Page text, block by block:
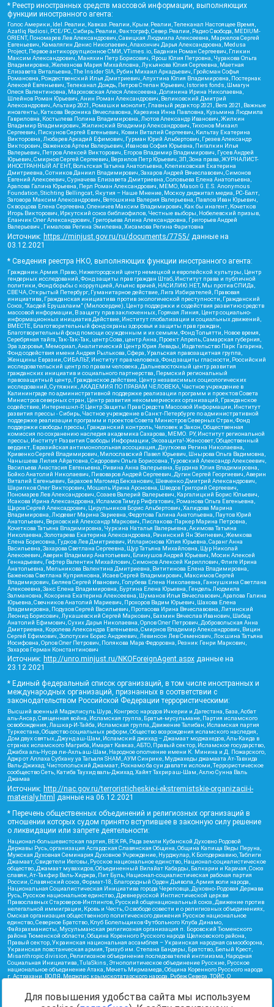
* Реестр иностранных средств массовой информации, выполняющих
функции иностранного агента:
Голос Америки, Idel.Реалии, Кавказ.Реалии, Крым.Реалии, Телеканал Настоящее Время,
Azatliq Radiosi, PCE/PC, Сибирь.Реалии, Фактограф, Север.Реалии, Радио Свобода, MEDIUM-
ORIENT, Пономарев Лев Александрович, Савицкая Людмила Алексеевна, Маркелов Сергей
Евгеньевич, Камалягин Денис Николаевич, Апахончич Дарья Александровна, Medusa
Project, Первое антикоррупционное СМИ, VTimes.io, Баданин Роман Сергеевич, Гликин
Максим Александрович, Маняхин Петр Борисович, Ярош Юлия Петровна, Чуракова Ольга
Владимировна, Железнова Мария Михайловна, Лукьянова Юлия Сергеевна, Маетная
Елизавета Витальевна, The Insider SIA, Рубин Михаил Аркадьевич, Гройсман Софья
Романовна, Рождественский Илья Дмитриевич, Апухтина Юлия Владимировна, Постернак
Алексей Евгеньевич, Телеканал Дождь, Петров Степан Юрьевич, Istories fonds, Шмагун
Олеся Валентиновна, Мароховская Алеся Алексеевна, Долинина Ирина Николаевна,
Шлейнов Роман Юрьевич, Анин Роман Александрович, Великовский Дмитрий
Александрович, Альтаир 2021, Ромашки монолит, Главный редактор 2021, Вега 2021, Важные
иноагенты, Каткова Вероника Вячеславовна, Карезина Инна Павловна, Кузьмина Людмила
Гавриловна, Костылева Полина Владимировна, Лютов Александр Иванович, Жилкин
Владимир Владимирович, Жилинский Владимир Александрович, Тихонов Михаил
Сергеевич, Пискунов Сергей Евгеньевич, Ковин Виталий Сергеевич, Кильтау Екатерина
Викторовна, Любарев Аркадий Ефимович, Гурман Юрий Альбертович, Грезев Александр
Викторович, Важенков Артем Валерьевич, Иванова София Юрьевна, Пигалкин Илья
Валерьевич, Петров Алексей Викторович, Егоров Владимир Владимирович, Гусев Андрей
Юрьевич, Смирнов Сергей Сергеевич, Верзилов Петр Юрьевич, ЗП, Зона права, ЖУРНАЛИСТ-
ИНОСТРАННЫЙ АГЕНТ, Вольтская Татьяна Анатольевна, Клепиковская Екатерина
Дмитриевна, Сотников Даниил Владимирович, Захаров Андрей Вячеславович, Симонов
Евгений Алексеевич, Сурначева Елизавета Дмитриевна, Соловьева Елена Анатольевна,
Арапова Галина Юрьевна, Перл Роман Александрович, МЕМО, Mason G.E.S. Anonymous
Foundation, Stichting Bellingcat, Якутия – Наше Мнение, Москоу диджитал медиа, РС-Балт,
Заговора Максим Александрович, Ветошкина Валерия Валерьевна, Павлов Иван Юрьевич,
Скворцова Елена Сергеевна, Оленичев Максим Владимирович, Как бы инагент, Кочетков
Игорь Викторович, Иркутский союз библиофилов, Честные выборы, Нобелевский призыв,
Еланчик Олег Александрович, Григорьева Алина Александровна, Григорьев Андрей
Валерьевич , Гималова Регина Эмилевна, Хисамова Регина Фаритовна
Источник: https://minjust.gov.ru/ru/documents/7755/ данные на
03.12.2021
* Сведения реестра НКО, выполняющих функции иностранного агента:
Гражданин.Армия.Право, Нижегородский центр немецкой и европейской культуры, Центр
гендерных исследований, Фонд защиты прав граждан Штаб, Институт права и публичной
политики, Фонд борьбы с коррупцией, Альянс врачей, НАСИЛИЮ.НЕТ, Мы против СПИДа,
СВЕЧА, Открытый Петербург, Гуманитарное действие, Лига Избирателей, Правовая
инициатива, Гражданская инициатива против экологической преступности, Гражданский
Союз, "Хасдей Ерушалаим" (Милосердие), Центр поддержки и содействия развитию средств
массовой информации, В защиту прав заключенных, Горячая Линия, Центр социально-
информационных инициатив Действие, Институт глобализации и социальных движений,
ВМЕСТЕ, Благотворительный фонд охраны здоровья и защиты прав граждан,
Благотворительный фонд помощи осужденным и их семьям, Фонд Тольятти, Новое время,
Серебряная тайга, Так-Так-Так, центр Сова, центр Анна, Проект Апрель, Самарская губерния,
Эра здоровья, Мемориал, Аналитический Центр Юрия Левады, Издательство Парк Гагарина,
Фонд содействия имени Андрея Рылькова, Сфера, Уральская правозащитная группа,
Женщины Евразии, СИБАЛЬТ, Институт прав человека, Фонд защиты гласности, Российский
исследовательский центр по правам человека, Дальневосточный центр развития
гражданских инициатив и социального партнерства, Пермский региональный
правозащитный центр, Гражданское действие, Центр независимых социологических
исследований, Сутяжник, АКАДЕМИЯ ПО ПРАВАМ ЧЕЛОВЕКА, Частное учреждение в
Калининграде по административной поддержке реализации программ и проектов Совета
Министров северных стран, Центр развития некоммерческих организаций, Гражданское
содействие, Интернешнл-Р, Центр Защиты Прав Средств Массовой Информации, Институт
развития прессы - Сибирь, Частное учреждение в Санкт-Петербурге по административной
поддержке реализации программ и проектов Совета Министров Северных Стран, Фонд
поддержки свободы прессы, Гражданский контроль, Человек и Закон, Общественная
комиссия по сохранению наследия академика Сахарова, МЕМО. РУ, Институт региональной
прессы, Институт Развития Свободы Информации, Экозащита!-Женсовет, Общественный
вердикт, Евразийская антимонопольная ассоциация, Дзугкоева Регина Николаевна,
Кривенко Сергей Владимирович, Милославский Павел Юрьевич, Шнырова Ольга Вадимовна,
Чанышева Лилия Айратовна, Сидорович Ольга Борисовна, Туровский Александр Алексеевич,
Васильева Анастасия Евгеньевна, Ривина Анна Валерьевна, Бурдина Юлия Владимировна,
Бойко Анатолий Николаевич, Пивоваров Андрей Сергеевич, Дугин Сергей Георгиевич, Аверин
Виталий Евгеньевич, Барахоев Магомед Бекханович, Шевченко Дмитрий Александрович,
Шарипков Олег Викторович, Мошель Ирина Ароновна, Шведов Григорий Сергеевич,
Пономарев Лев Александрович, Созаев Валерий Валерьевич, Каргалицкий Борис Юльевич,
Исакова Ирина Александровна, Исламов Тимур Рифгатович, Романова Ольга Евгеньевна,
Щаров Сергей Алексадрович, Цирульников Борис Альбертович, Халидова Марина
Владимировна, Людевиг Марина Зариевна, Федотова Галина Анатольевна, Паутов Юрий
Анатольевич, Верховский Александр Маркович, Пислакова-Паркер Марина Петровна,
Кочеткова Татьяна Владимировна, Чуркина Наталья Валерьевна, Акимова Татьяна
Николаевна, Золотарева Екатерина Александровна, Рачинский Ян Збигневич, Жемкова
Елена Борисовна, Гудков Лев Дмитриевич, Илларионова Юлия Юрьевна, Саранг Анна
Васильевна, Захарова Светлана Сергеевна, Щур Татьяна Михайловна, Щур Николай
Алексеевич, Аверин Владимир Анатольевич, Блинушов Андрей Юрьевич, Мосин Алексей
Геннадьевич, Гефтер Валентин Михайлович, Симонов Алексей Кириллович, Флиге Ирина
Анатольевна, Мельникова Валентина Дмитриевна, Вититинова Елена Владимировна,
Баженова Светлана Куприяновна, Исаев Сергей Владимирович, Максимов Сергей
Владимирович, Беляев Сергей Иванович, Голубева Елена Николаевна, Ганнушкина Светлана
Алексеевна, Закс Елена Владимировна, Буртина Елена Юрьевна, Гендель Людмила
Залмановна, Кокорина Екатерина Алексеевна, Шуманов Илья Вячеславович, Арапова Галина
Юрьевна, Свечников Анатолий Мариевич, Прохоров Вадим Юрьевич, Шахова Елена
Владимировна, Подузов Сергей Васильевич, Протасова Ирина Вячеславовна, Литинский
Леонид Борисович, Лукашевский Сергей Маркович, Бахмин Вячеслав Иванович, Шабад
Анатолий Ефимович, Сухих Дарья Николаевна, Орлов Олег Петрович, Добровольская Анна
Дмитриевна, Королева Александра Евгеньевна, Смирнов Владимир Александрович, Вицин
Сергей Ефимович, Золотухин Борис Андреевич, Левинсон Лев Семенович, Локшина Татьяна
Иосифовна, Орлов Олег Петрович, Полякова Мара Федоровна, Резник Генри Маркович,
Захаров Герман Константинович
Источник: http://unro.minjust.ru/NKOForeignAgent.aspx данные на
23.12.2021
* Единый федеральный список организаций, в том числе иностранных и
международных организаций, признанных в соответствии с
законодательством Российской Федерации террористическими:
Высший военный Маджлисуль Шура, Конгресс народов Ичкерии и Дагестана, База, Асбат
аль-Ансар, Священная война, Исламская группа, Братья-мусульмане, Партия исламского
освобождения, Лашкар-И-Тайба, Исламская группа, Движение Талибан, Исламская партия
Туркестана, Общество социальных реформ, Общество возрождения исламского наследия,
Дом двух святых, Джунд аш-Шам, Исламский джихад – Джамаат моджахедов, Аль-Каида в
странах исламского Магриба, Имарат Кавказ, АБТО, Правый сектор, Исламское государство,
Джабха аль-Нусра ли-Ахль аш-Шам, Народное ополчение имени К. Минина и Д. Пожарского,
Аджр от Аллаха Субхану уа Тагьаля SHAM, АУМ Синрике, Муджахеды джамаата Ат-Тавхида
Валь-Джихад, Чистопольский Джамаат, Рохнамо ба суи давлати исломи, Террористическое
сообщество Сеть, Катиба Таухид валь-Джихад, Хайят Тахрир аш-Шам, Ахлю Сунна Валь
Джамаа
Источник: http://nac.gov.ru/terroristicheskie-i-ekstremistskie-organizacii-i-
materialy.html данные на 06.12.2021
* Перечень общественных объединений и религиозных организаций в
отношении которых судом принято вступившее в законную силу решение
о ликвидации или запрете деятельности:
Национал-большевистская партия, ВЕК РА, Рада земли Кубанской Духовно Родовой
Державы Русь, организация Асгардская Славянская Община, Община Капища Веды Перуна,
Мужская Духовная Семинария Духовное Учреждение, Нурджулар, К Богодержавию, Таблиги
Джамаат, Свидетели Иеговы, Русское национальное единство, Национал-социалистическое
общество, Джамаат мувахидов, Объединенный Вилайат Кабарды, Балкарии и Карачая, Союз
славян, Ат-Такфир Валь-Хиджра, Пит Буль, Национал-социалистическая рабочая партия
России, Славянский союз, Формат-18, Благородный Орден Дьявола, Армия воли народа,
Национальная Социалистическая Инициатива города Череповца, Духовно-Родовая Держава
Русь, Русское национальное единство, Древнерусской Инглистической церкви
Православных Староверов-Инглингов, Русский общенациональный союз, Движение против
нелегальной иммиграции, Кровь и Честь, О свободе совести и о религиозных объединениях,
Омская организация общественного политического движения Русское национальное
единство, Северное Братство, Клуб Болельщиков Футбольного Клуба Динамо,
Файзрахманисты, Мусульманская религиозная организация п. Боровский Тюменского
района Тюменской области, Община Коренного Русского народа Щелковского района,
Правый сектор, Украинская национальная ассамблея – Украинская народная самооборона,
Украинская повстанческая армия, Тризуб им. Степана Бандеры, Братство, Белый Крест,
Misanthropic division, Религиозное объединение последователей инглиизма, Народная
Социальная Инициатива, TulaSkins, Этнополитическое объединение Русские, Русское
национальное объединение Атака, Мечеть Мирмамеда, Община Коренного Русского народа
г. Астрахани, ВОЛЯ, Меджлис крымскотатарского народа, Рубеж Севера, ТОЙС, О
правозащитная группа МПГ, Курсом Правды и Единения, Каракольская инициативная
группа, Автоград Крю, Союз Славянских Сил Руси, Алля-Аят, Благотворительный пансионат
Для повышения удобства сайта мы используем